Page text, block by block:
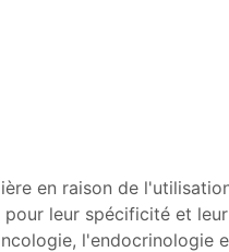
en raison de
leur spécificité et
l'endocrinologie